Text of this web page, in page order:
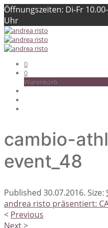
Öffnungszeiten: Di-Fr
Uhr
0
0
Warenkorb
cambio-
event_48
Published 30.07.2016. Size:
andrea risto präsentiert:
< Previous
Next>